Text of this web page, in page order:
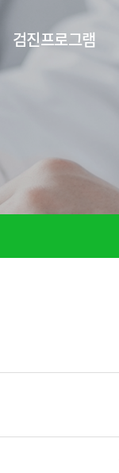
검진프로그램